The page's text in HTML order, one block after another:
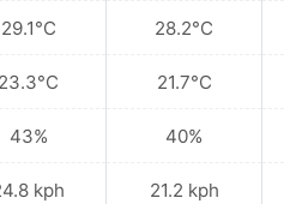
29.1°C
23.3°C
43%
kph
28.2°C
21.7°C
40%
21.2 kph